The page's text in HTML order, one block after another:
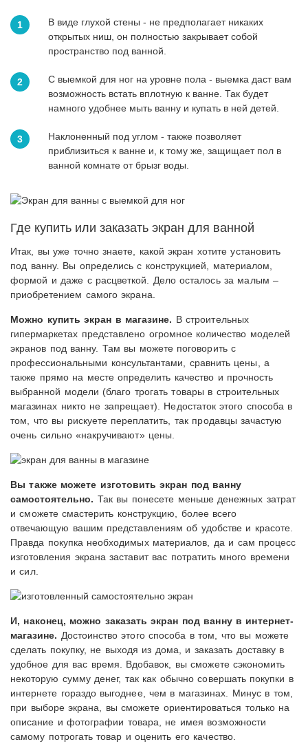
В виде глухой стены - не предполагает никаких
открытых ниш, он полностью закрывает собой
пространство под ванной.
С выемкой для ног на уровне пола - выемка даст вам
возможность встать вплотную к ванне. Так будет
намного удобнее мыть ванну и купать в ней детей.
Наклоненный под углом - также позволяет
приблизиться к ванне и, к тому же, защищает пол в
ванной комнате от брызг воды.
Где купить или заказать экран для ванной
Итак, вы уже точно знаете, какой экран хотите установить
под ванну. Вы определись с конструкцией, материалом,
формой и даже с расцветкой. Дело осталось за малым –
приобретением самого экрана.
Можно купить экран в магазине. В строительных
гипермаркетах представлено огромное количество моделей
экранов под ванну. Там вы можете поговорить с
профессиональными консультантами, сравнить цены, а
также прямо на месте определить качество и прочность
выбранной модели (благо трогать товары в строительных
магазинах никто не запрещает). Недостаток этого способа в
том, что вы рискуете переплатить, так продавцы зачастую
очень сильно «накручивают» цены.
Вы также можете изготовить экран под ванну
самостоятельно. Так вы понесете меньше денежных затрат
и сможете смастерить конструкцию, более всего
отвечающую вашим представлениям об удобстве и красоте.
Правда покупка необходимых материалов, да и сам процесс
изготовления экрана заставит вас потратить много времени
и сил.
И, наконец, можно заказать экран под ванну в интернет-
магазине. Достоинство этого способа в том, что вы можете
сделать покупку, не выходя из дома, и заказать доставку в
удобное для вас время. Вдобавок, вы сможете сэкономить
некоторую сумму денег, так как обычно совершать покупки в
интернете гораздо выгоднее, чем в магазинах. Минус в том,
при выборе экрана, вы сможете ориентироваться только на
описание и фотографии товара, не имея возможности
самому потрогать товар и оценить его качество.